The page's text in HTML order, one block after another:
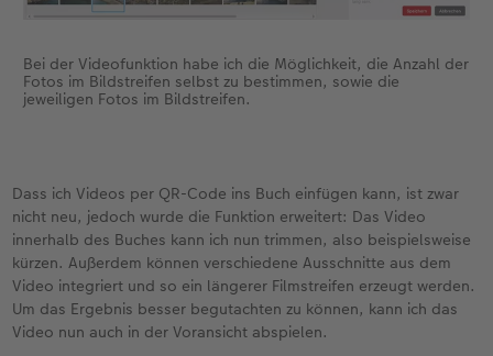
Bei der Videofunktion habe ich die Möglichkeit, die Anzahl der
Fotos im Bildstreifen selbst zu bestimmen, sowie die
jeweiligen Fotos im Bildstreifen.
Dass ich Videos per QR-Code ins Buch einfügen kann, ist zwar
nicht neu, jedoch wurde die Funktion erweitert: Das Video
innerhalb des Buches kann ich nun trimmen, also beispielsweise
kürzen. Außerdem können verschiedene Ausschnitte aus dem
Video integriert und so ein längerer Filmstreifen erzeugt werden.
Um das Ergebnis besser begutachten zu können, kann ich das
Video nun auch in der Voransicht abspielen.